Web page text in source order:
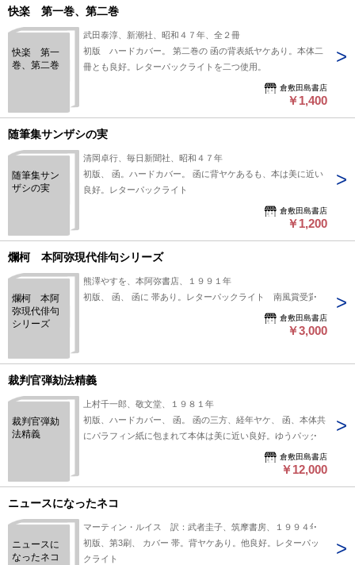
快楽 第一巻、第二巻
快楽 第一
巻、第二巻
武田泰淳、新潮社、昭和４７年、全２冊
初版 ハードカバー。 第二巻の 函の背表紙ヤケあり。本体二
冊とも良好。レターパックライトを二つ使用。
倉敷田島書店
￥1,400
随筆集サンザシの実
随筆集サン
ザシの実
清岡卓行、毎日新聞社、昭和４７年
初版、 函。ハードカバー。 函に背ヤケあるも、本は美に近い
良好。レターパックライト
倉敷田島書店
￥1,200
爛柯 本阿弥現代俳句シリーズ
爛柯 本阿
弥現代俳句
シリーズ
熊澤やすを、本阿弥書店、１９９１年
初版、 函、 函に 帯あり。レターパックライト 南風賞受賞
倉敷田島書店
￥3,000
裁判官弾劾法精義
裁判官弾劾
法精義
上村千一郎、敬文堂、１９８１年
初版、ハードカバー、 函。 函の三方、経年ヤケ、 函、本体共
にパラフィン紙に包まれて本体は美に近い良好。ゆうパック
倉敷田島書店
￥12,000
ニュースになったネコ
ニュースに
なったネコ
マーティン・ルイス 訳：武者圭子、筑摩書房、１９９４年
初版、第3刷、 カバー 帯。背ヤケあり。他良好。レターパッ
クライト